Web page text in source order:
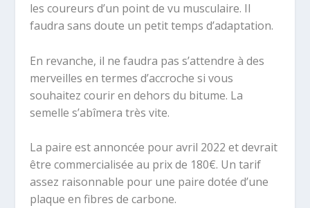
les coureurs d’un point de vu musculaire. Il
faudra sans doute un petit temps d’adaptation.
En revanche, il ne faudra pas s’attendre à des
merveilles en termes d’accroche si vous
souhaitez courir en dehors du bitume. La
semelle s’abîmera très vite.
La paire est annoncée pour avril 2022 et devrait
être commercialisée au prix de 180€. Un tarif
assez raisonnable pour une paire dotée d’une
plaque en fibres de carbone.